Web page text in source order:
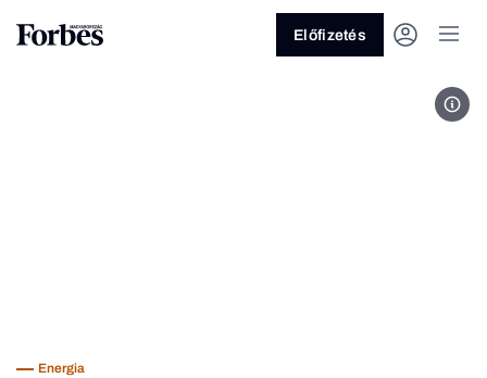
Előfizetés
id.
Energia